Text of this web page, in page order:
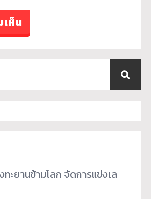
ทะยานข้ามโลก จัดการแข่งเล